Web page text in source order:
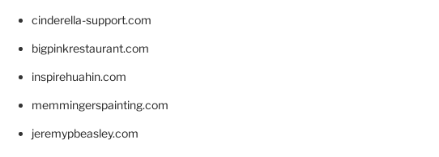
cinderella-support.com
bigpinkrestaurant.com
inspirehuahin.com
memmingerspainting.com
jeremypbeasley.com